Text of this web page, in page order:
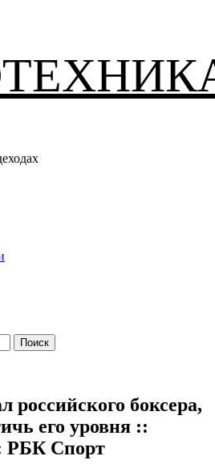
российского боксера,
его уровня ::
РБК Спорт